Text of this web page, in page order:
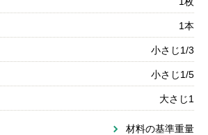
1本
小さじ1/3
小さじ1/5
大さじ1
材料の基準重量